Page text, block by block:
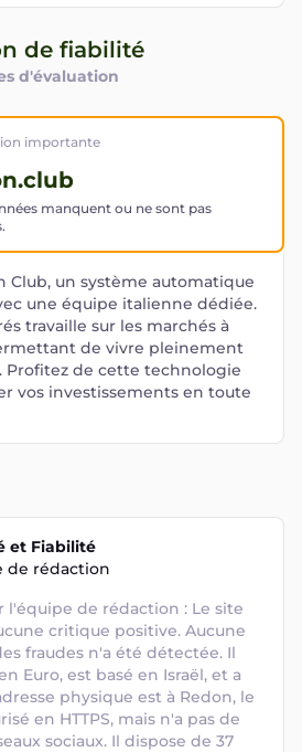
de fiabilité
d'évaluation
importante
manquent ou ne sont pas
Club, un système automatique
une équipe italienne dédiée.
travaille sur les marchés à
de vivre pleinement
Profitez de cette technologie
vos investissements en toute
et Fiabilité
de rédaction
l'équipe de rédaction : Le site
critique positive. Aucune
fraudes n'a été détectée. Il
Euro, est basé en Israël, et a
physique est à Redon, le
en HTTPS, mais n'a pas de
sociaux. Il dispose de 37